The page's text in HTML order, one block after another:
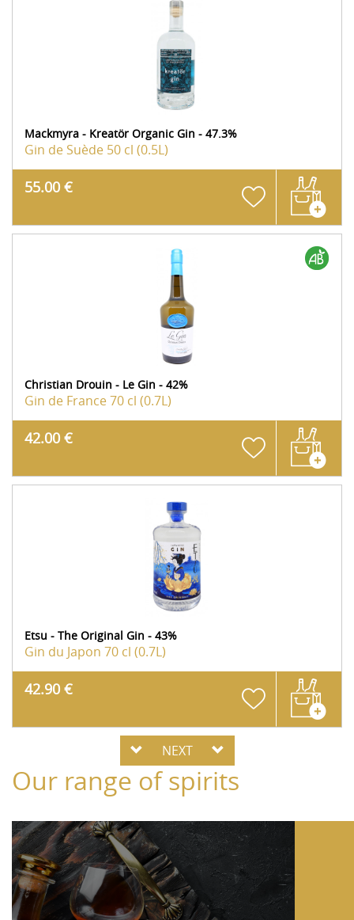
Mackmyra - Kreatör Organic Gin - 47.3%
Gin de Suède 50 cl (0.5L)
55.00 €
Christian Drouin - Le Gin - 42%
Gin de France70 cl (0.7L)
42.00 €
Etsu - The Original Gin - 43%
Gin du Japon 70 cl (0.7L)
42.90 €
NEXT
Our range of spirits